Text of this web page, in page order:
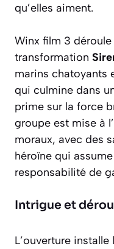
qu’elles aiment.
Winx film 3
transformation
marins chatoyants
qui culmine dans
prime sur la force
groupe est mise à
moraux, avec des
héroïne qui
responsabilité de
Intrigue et
L’ouverture